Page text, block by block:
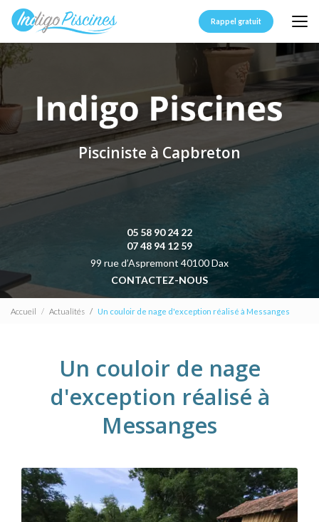
Aller
contenu
principal
Rappel gratuit
Pisciniste à Capbreton
05 58 90 24 22
07 48 94 12 59
99 rue d’Aspremont 40100 Dax
CONTACTEZ-NOUS
Accueil Actualités Un couloir de nage d'exception réalisé à Messanges
Un couloir de nage
d'exception réalisé à
Messanges